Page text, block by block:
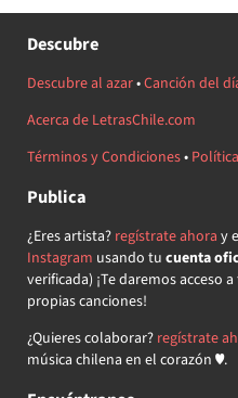
Descubre
Descubre al azar•Canción del
Acerca de LetrasChile.com
Términos y Condiciones•
Publica
¿Eres artista? regístrate ahora y
Instagram usando tu cuenta
verificada) ¡Te daremos
propias canciones!
¿Quieres colaborar? regístrate
música chilena en el corazón ♥.